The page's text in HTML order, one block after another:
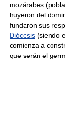
mozárabes
huyeron del
fundaron sus
Diócesis (siendo
comienza a
que serán el